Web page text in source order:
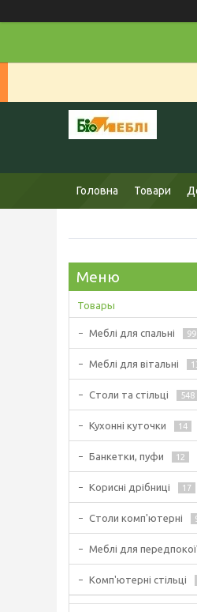
Головна Товари
Товары
Меблі для спальні 99
Меблі для вітальні
Столи та стільці 548
Кухонні куточки 14
Банкетки, пуфи 12
Корисні дрібниці 17
Столи комп'ютерні
Меблі для
Комп'ютерні стільці